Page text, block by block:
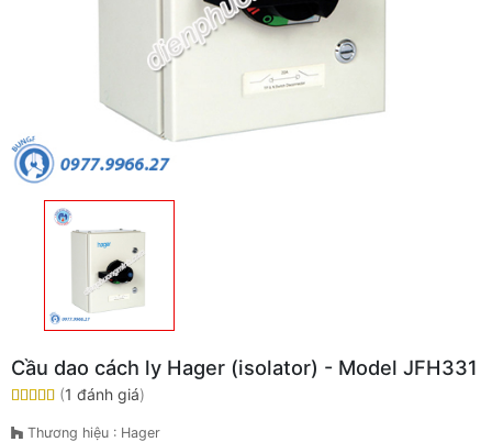
Cầu dao cách ly Hager (isolator) - Model JFH331
(1 đánh giá)
Thương hiệu : Hager